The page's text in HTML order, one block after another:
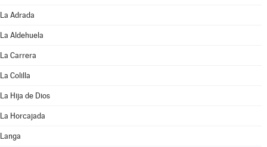
La Adrada
La Aldehuela
La Carrera
La Colilla
La Hija de Dios
La Horcajada
Langa